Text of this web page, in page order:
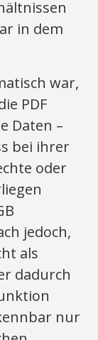
in dem
war,
PDF
Daten –
bei ihrer
oder
jedoch,
als
dadurch
nur